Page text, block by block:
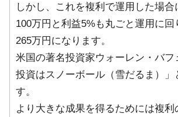
しかし、これを複利で運用した場
100万円と利益5%も丸ごと運用に回
265万円になります。
米国の著名投資家ウォーレン・バフ
投資はスノーボール（雪だるま）」
す。
より大きな成果を得るためには複利